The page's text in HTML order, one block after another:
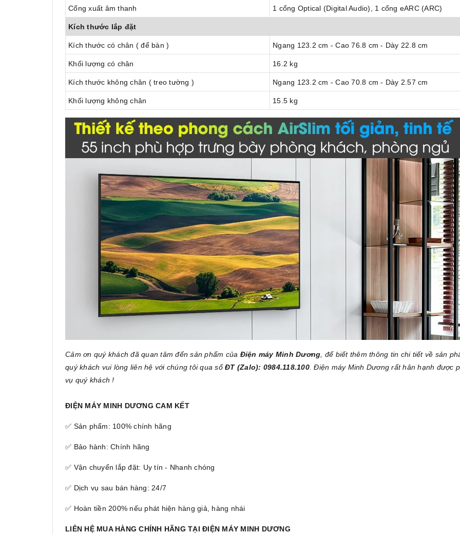
Cổng xuất âm thanh 1 cổng Optical (Digital Audio), 1 cổng eARC (ARC)
Kích thước lắp đặt
Kích thước có chân ( để bàn ) Ngang 123.2 cm - Cao 76.8 cm - Dày 22.8 cm
Khối lượng có chân 16.2 kg
Kích thước không chân ( treo tường ) Ngang 123.2 cm - Cao 70.8 cm - Dày 2.57 cm
Khối lượng không chân 15.5 kg
Cảm ơn quý khách đã quan tâm đến sản phẩm của Điện máy Minh Dương , để biết thêm thông tin chi tiết về sản
quý khách vui lòng liên hệ với chúng tôi qua sốĐT (Zalo): 0984.118.100. Điện máy Minh Dương rất hân hạnh được
vụ quý khách !
ĐIỆN MÁY MINH DƯƠNG CAM KẾT
✅ Sản phẩm: 100% chính hãng
✅ Bảo hành: Chính hãng
✅ Vận chuyển lắp đặt: Uy tín - Nhanh chóng
✅ Dịch vụ sau bán hàng: 24/7
✅ Hoàn tiền 200% nếu phát hiện hàng giả, hàng nhái
LIÊN HỆ MUA HÀNG CHÍNH HÃNG TẠI ĐIỆN MÁY MINH DƯƠNG